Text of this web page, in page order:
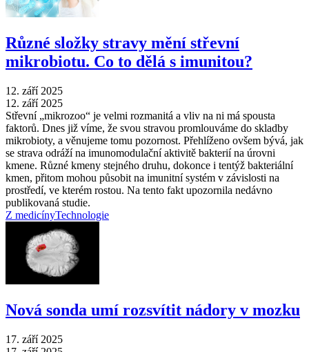
Různé složky stravy mění střevní
mikrobiotu. Co to dělá s imunitou?
12. září 2025
12. září 2025
Střevní „mikrozoo“ je velmi rozmanitá a vliv na ni má spousta
faktorů. Dnes již víme, že svou stravou promlouváme do skladby
mikrobioty, a věnujeme tomu pozornost. Přehlíženo ovšem bývá, jak
se strava odráží na imunomodulační aktivitě bakterií na úrovni
kmene. Různé kmeny stejného druhu, dokonce i tentýž bakteriální
kmen, přitom mohou působit na imunitní systém v závislosti na
prostředí, ve kterém rostou. Na tento fakt upozornila nedávno
publikovaná studie.
Z medicínyTechnologie
Nová sonda umí rozsvítit nádory v mozku
17. září 2025